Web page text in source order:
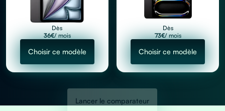
Dès
36€/ mois
Choisir ce modèle
Lancer le comparateur
Dès
73€/ mois
Choisir ce modèle